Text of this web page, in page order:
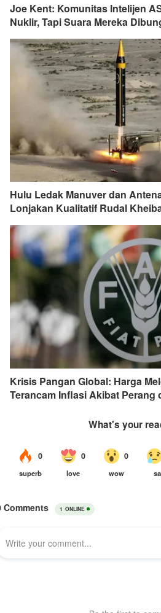
Joe Kent: Komunitas Intelijen
Nuklir, Tapi Suara Mereka
Hulu Ledak Manuver dan
Lonjakan Kualitatif Rudal
Krisis Pangan Global: Harga
Terancam Inflasi Akibat Perang